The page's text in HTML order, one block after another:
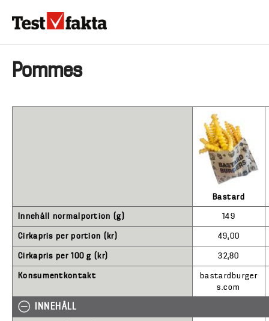
Huvudmeny
HEM & HUSHÅLL
Pommes
Innehåll normalportion (g)
Cirkapris per portion (kr)
Cirkapris per 100 g (kr)
Konsumentkontakt
INNEHÅLL
Bastard
149
49,00
32,80
bastardburger
s.com